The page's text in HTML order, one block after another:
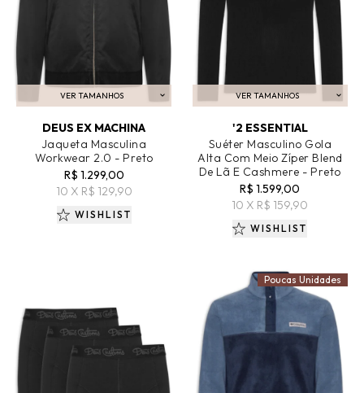
VER TAMANHOS
ADICIONAR AO CARRINHO
DEUS EX MACHINA
Jaqueta Masculina
Workwear 2.0 - Preto
R$ 1.299,00
10 X R$ 129,90
WISHLIST
VER TAMANHOS
ADICIONAR AO CARRINHO
'2 ESSENTIAL
Suéter Masculino Gola
Alta Com Meio Zíper Blend
De Lã E Cashmere - Preto
R$ 1.599,00
10 X R$ 159,90
WISHLIST
Poucas Unidades